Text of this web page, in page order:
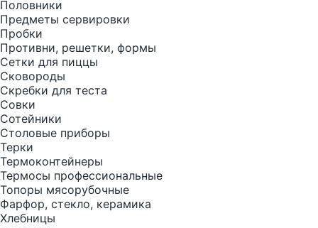
Половники
Предметы сервировки
Пробки
Противни, решетки, формы
Сетки для пиццы
Сковороды
Скребки для теста
Совки
Сотейники
Столовые приборы
Терки
Термоконтейнеры
Термосы профессиональные
Топоры мясорубочные
Фарфор, стекло, керамика
Хлебницы